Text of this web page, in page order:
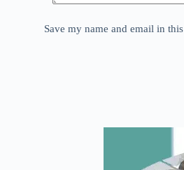
Save my name and email in